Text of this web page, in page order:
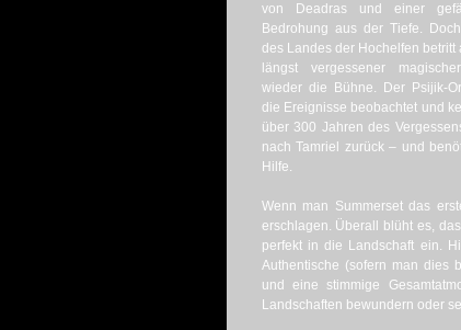
von Deadras und einer
Bedrohung aus der Tiefe.
des Landes der Hochelfen betritt
längst vergessener
wieder die Bühne. Der Psijik-
die Ereignisse beobachtet und
über 300 Jahren des
nach Tamriel zurück – und
Hilfe.
Wenn man Summerset das
erschlagen. Überall blüht es,
perfekt in die Landschaft ein.
Authentische (sofern man dies
und eine stimmige
Landschaften bewundern oder